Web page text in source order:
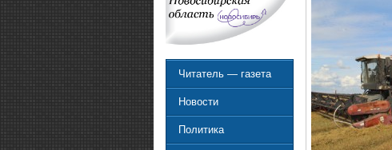
Читатель — газета
Новости
Политика